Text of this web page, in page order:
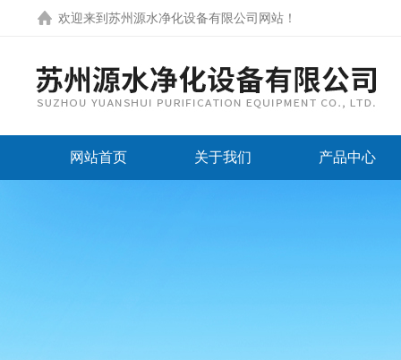
欢迎来到 苏州源水净化设备有限公司网站 ！
网站首页 关于我们 产品中心